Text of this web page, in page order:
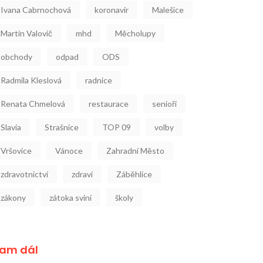
Ivana Cabrnochová koronavir Malešice
Martin Valovič mhd Měcholupy
obchody odpad ODS
Radmila Kleslová radnice
Renata Chmelová restaurace senioři
Slavia Strašnice TOP 09 volby
Vršovice Vánoce Zahradní Město
zdravotnictví zdraví Záběhlice
zákony zátoka sviní školy
dál